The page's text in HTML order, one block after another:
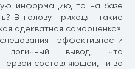
информацию, то на базе
В голову приходят такие
адекватная самооценка».
эффективности
логичный вывод, что
составляющей, ни во